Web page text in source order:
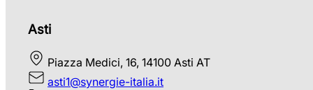
Asti
Piazza Medici, 16, 14100 Asti AT
asti1@synergie-italia.it